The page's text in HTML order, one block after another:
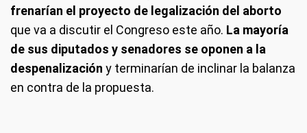
frenarían el proyecto de legalización del aborto
que va a discutir el Congreso este año. La mayoría
de sus diputados y senadores se oponen a la
despenalización y terminarían de inclinar la balanza
en contra de la propuesta.